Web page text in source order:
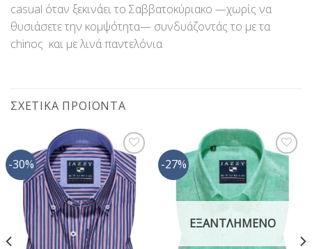
casual όταν ξεκινάει το Σαββατοκύριακο —χωρίς να
θυσιάσετε την κομψότητα— συνδυάζοντάς το με τα
chinoς και με λινά παντελόνια
ΣΧΕΤΙΚΆ ΠΡΟΪΌΝΤΑ
-30%
Προσθήκη
στη Λίστα
Επιθυμίας
-27%
Προσθήκη
στη Λίστα
Επιθυμίας
ΕΞΑΝΤΛΗΜΈΝΟ